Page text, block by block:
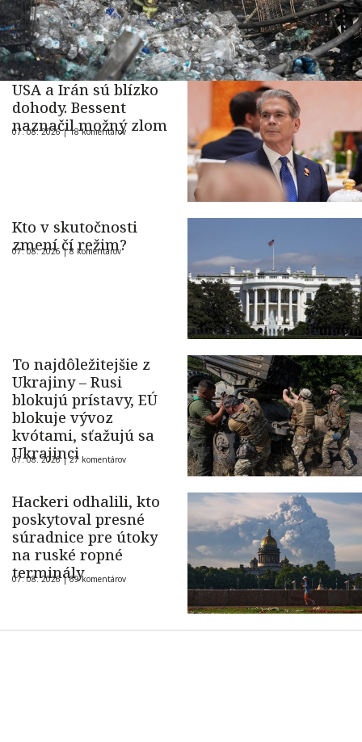
USA a Irán sú blízko
dohody. Bessent
naznačil možný zlom
07. 08. 2026 |18 komentárov
Kto v skutočnosti
zmení čí režim?
07. 08. 2026 |8 komentárov
To najdôležitejšie z
Ukrajiny – Rusi
blokujú prístavy, EÚ
blokuje vývoz
kvótami, sťažujú sa
Ukrajinci
07. 08. 2026 |27 komentárov
Hackeri odhalili, kto
poskytoval presné
súradnice pre útoky
na ruské ropné
terminály
07. 08. 2026 |69 komentárov